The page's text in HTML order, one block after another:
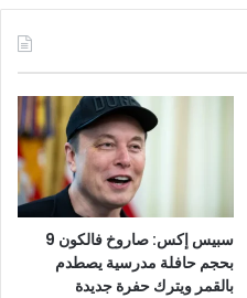
سبيس إكس: صاروخ فالكون 9
بحجم حافلة مدرسية يصطدم
بالقمر ويترك حفرة جديدة